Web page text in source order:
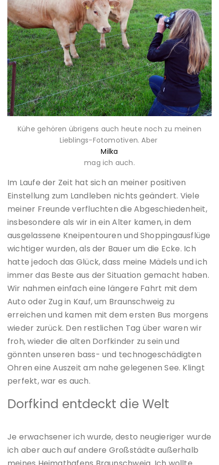
Kühe gehören übrigens auch heute noch zu meinen
Lieblings-Fotomotiven. Aber
Milka
mag ich auch.
Im Laufe der Zeit hat sich an meiner positiven
Einstellung zum Landleben nichts geändert. Viele
meiner Freunde verfluchten die Abgeschiedenheit,
insbesondere als wir in ein Alter kamen, in dem
ausgelassene Kneipentouren und Shoppingausflüge
wichtiger wurden, als der Bauer um die Ecke. Ich
hatte jedoch das Glück, dass meine Mädels und ich
immer das Beste aus der Situation gemacht haben.
Wir nahmen einfach eine längere Fahrt mit dem
Auto oder Zug in Kauf, um Braunschweig zu
erreichen und kamen mit dem ersten Bus morgens
wieder zurück. Den restlichen Tag über waren wir
froh, wieder die alten Dorfkinder zu sein und
gönnten unseren bass- und technogeschädigten
Ohren eine Auszeit am nahe gelegenen See. Klingt
perfekt, war es auch.
Dorfkind entdeckt die Welt
Je erwachsener ich wurde, desto neugieriger wurde
ich aber auch auf andere Großstädte außerhalb